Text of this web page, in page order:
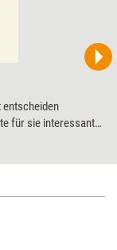
entscheiden
für sie interessant